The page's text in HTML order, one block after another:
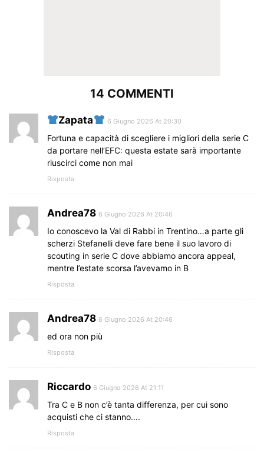
14 COMMENTI
Zapata 6 Giugno 2026 At 20:30
Fortuna e capacità di scegliere i migliori della serie C
da portare nell’EFC: questa estate sarà importante
riuscirci come non mai
Risposta
Andrea78 6 Giugno 2026 At 20:46
Io conoscevo la Val di Rabbi in Trentino…a parte gli
scherzi Stefanelli deve fare bene il suo lavoro di
scouting in serie C dove abbiamo ancora appeal,
mentre l’estate scorsa l’avevamo in B
Risposta
Andrea78 6 Giugno 2026 At 20:46
ed ora non più
Risposta
Riccardo 6 Giugno 2026 At 21:11
Tra C e B non c’è tanta differenza, per cui sono
acquisti che ci stanno….
Risposta